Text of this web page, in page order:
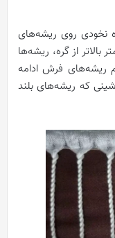
نخودی روی ریشه‌های
در فاصله 2 یا 3 سانتی‌متر بالاتر از گره، ریشه‌ها
ریشه‌های فرش ادامه
که ریشه‌های بلند